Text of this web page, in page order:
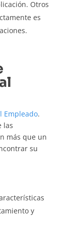
Otros
es
Empleado.
las
más que un
su
y